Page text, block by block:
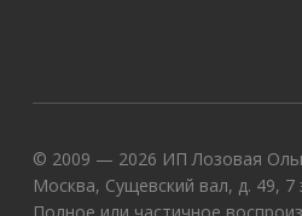
© 2009 — 2026 ИП Лозовая
Москва, Сущевский вал, д. 49,